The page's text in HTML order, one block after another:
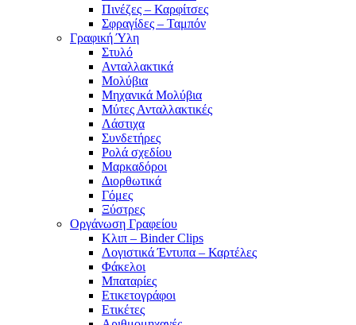
Πινέζες – Καρφίτσες
Σφραγίδες – Ταμπόν
Γραφική Ύλη
Στυλό
Ανταλλακτικά
Μολύβια
Μηχανικά Μολύβια
Μύτες Ανταλλακτικές
Λάστιχα
Συνδετήρες
Ρολά σχεδίου
Μαρκαδόροι
Διορθωτικά
Γόμες
Ξύστρες
Οργάνωση Γραφείου
Κλιπ – Binder Clips
Λογιστικά Έντυπα – Καρτέλες
Φάκελοι
Μπαταρίες
Ετικετογράφοι
Ετικέτες